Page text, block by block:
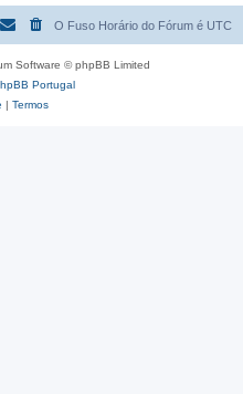
r
O Fuso Horário do Fórum é UTC
Software © phpBB Limited
Portugal
| Termos